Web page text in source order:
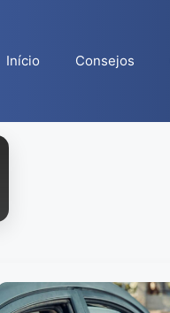
Início Consejos